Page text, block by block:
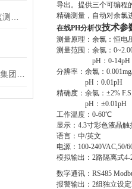
导出。提供三个可编程
精确测量，自动对余氯
在线PH分析仪技术
测量原理：余氯：恒电
测量范围： 余氯：
pH：0-14pH
分辨率： 余氯：
pH：0.01pH
精确度： 余氯： ±2%
pH：±0.01pH
工作温度： 0-60℃
显示： 4.3寸彩色液晶触
语言：中/英文
电源： 100-240VAC,50/
模拟输出： 2路隔离式4-
数字通讯： RS485
报警输出： 2组独立设